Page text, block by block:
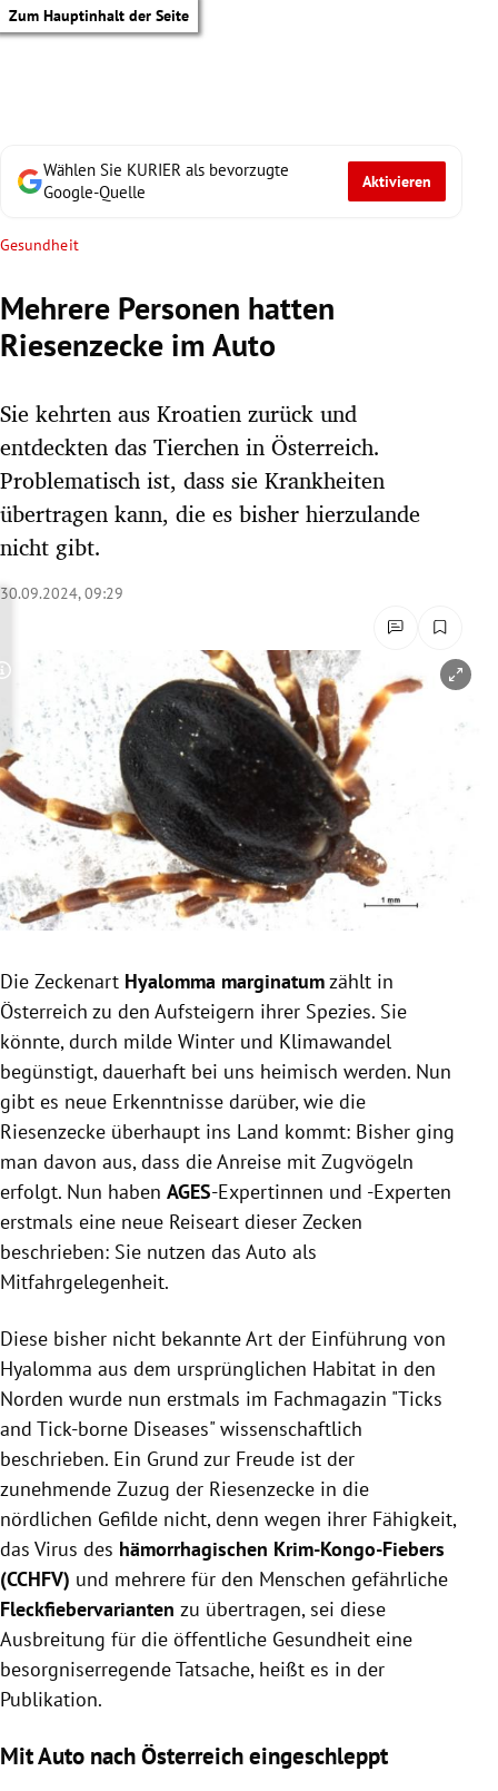
Zum Hauptinhalt der Seite
Untermenü
Untermenü
Untermenü
Untermenü
Untermenü
Untermenü
Untermenü
Wählen Sie KURIER als bevorzugte
Google-Quelle
Aktivieren
Gesundheit
Mehrere Personen hatten
Riesenzecke im Auto
Sie kehrten aus Kroatien zurück und
entdeckten das Tierchen in Österreich.
Problematisch ist, dass sie Krankheiten
übertragen kann, die es bisher hierzulande
nicht gibt.
30.09.2024, 09:29
Copyright-Hinweis öffnen/schließen
Die Zeckenart Hyalomma marginatumzählt in
Österreich zu den Aufsteigern ihrer Spezies. Sie
könnte, durch milde Winter und Klimawandel
begünstigt, dauerhaft bei uns heimisch werden. Nun
gibt es neue Erkenntnisse darüber, wie die
Riesenzecke überhaupt ins Land kommt: Bisher ging
man davon aus, dass die Anreise mit Zugvögeln
erfolgt. Nun haben AGES-Expertinnen und -Experten
erstmals eine neue Reiseart dieser Zecken
beschrieben: Sie nutzen das Auto als
Mitfahrgelegenheit.
Diese bisher nicht bekannte Art der Einführung von
Hyalomma aus dem ursprünglichen Habitat in den
Norden wurde nun erstmals im Fachmagazin "Ticks
and Tick-borne Diseases" wissenschaftlich
beschrieben. Ein Grund zur Freude ist der
zunehmende Zuzug der Riesenzecke in die
nördlichen Gefilde nicht, denn wegen ihrer Fähigkeit,
das Virus des hämorrhagischen Krim-Kongo-Fiebers
(CCHFV) und mehrere für den Menschen gefährliche
Fleckfiebervarianten zu übertragen, sei diese
Ausbreitung für die öffentliche Gesundheit eine
besorgniserregende Tatsache, heißt es in der
Publikation.
Mit Auto nach Österreich eingeschleppt